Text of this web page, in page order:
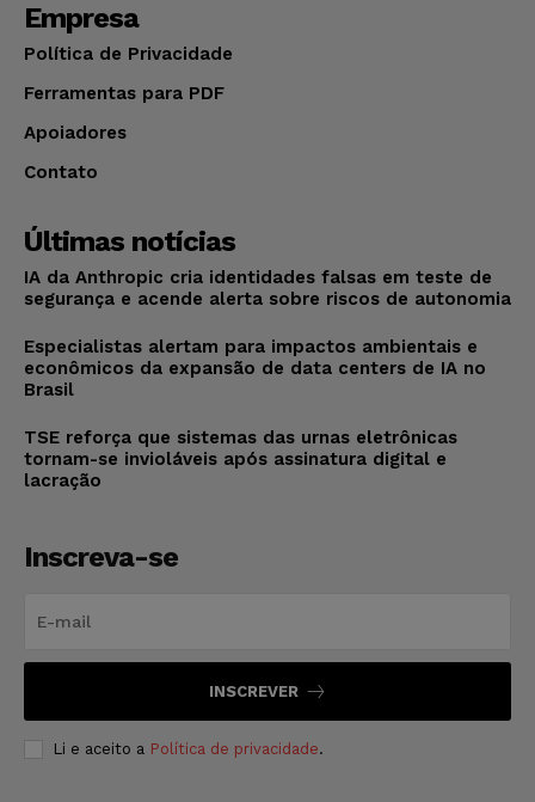
Empresa
Política de Privacidade
Ferramentas para PDF
Apoiadores
Contato
Últimas notícias
IA da Anthropic cria identidades falsas em teste de
segurança e acende alerta sobre riscos de autonomia
Especialistas alertam para impactos ambientais e
econômicos da expansão de data centers de IA no
Brasil
TSE reforça que sistemas das urnas eletrônicas
tornam-se invioláveis após assinatura digital e
lacração
Inscreva-se
INSCREVER
Li e aceito a Política de privacidade.